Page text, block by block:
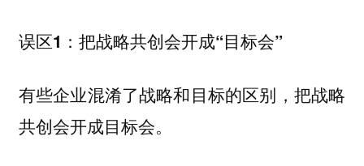
误区1：把战略共创会开成“目标会”
有些企业混淆了战略和目标的区别，把战略
共创会开成目标会。